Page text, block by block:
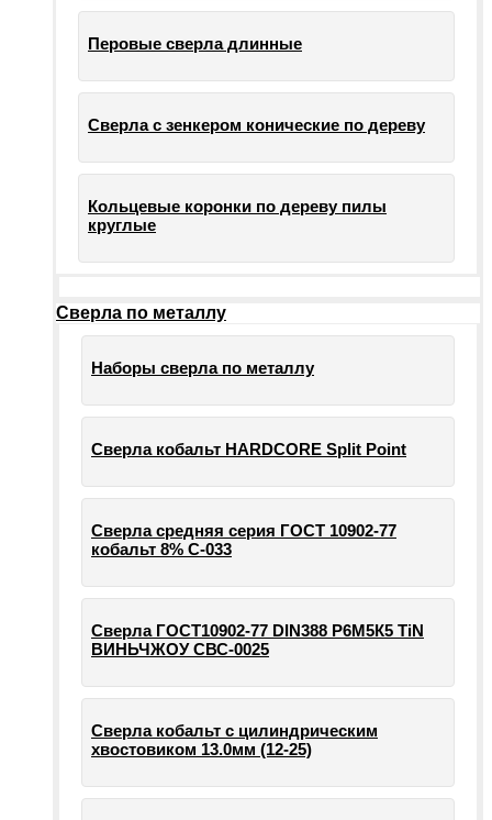
Перовые сверла длинные
Сверла с зенкером конические по дереву
Кольцевые коронки по дереву пилы
круглые
Сверла по металлу
Наборы сверла по металлу
Сверла кобальт HARDCORE Split Point
Сверла средняя серия ГОСТ 10902-77
кобальт 8% С-033
Сверла ГОСТ10902-77 DIN388 Р6М5К5 TiN
ВИНЬЧЖОУ СВС-0025
Сверла кобальт с цилиндрическим
хвостовиком 13.0мм (12-25)